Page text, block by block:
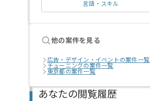
言語・スキル
他の案件を見る
広告・デザイン・イベントの案件一覧
チューニングの案件一覧
東京都の案件一覧
あなたの閲覧履歴